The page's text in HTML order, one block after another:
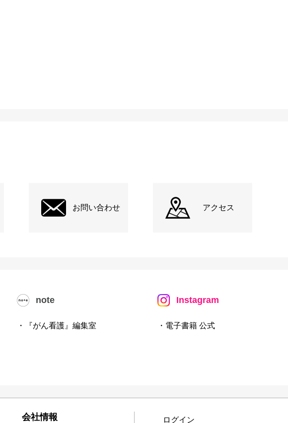
お問い合わせ アクセス
note
・『がん看護』編集室
Instagram
・電子書籍 公式
会社情報
ログイン